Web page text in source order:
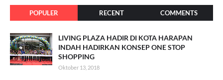
POPULER RECENT COMMENTS
LIVING PLAZA HADIR DI KOTA HARAPAN
INDAH HADIRKAN KONSEP ONE STOP
SHOPPING
Oktober 13, 2018